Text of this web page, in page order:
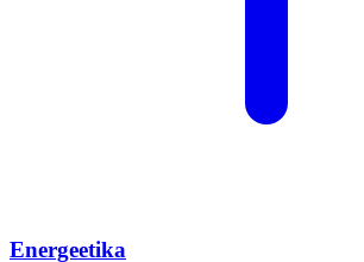
Energeetika